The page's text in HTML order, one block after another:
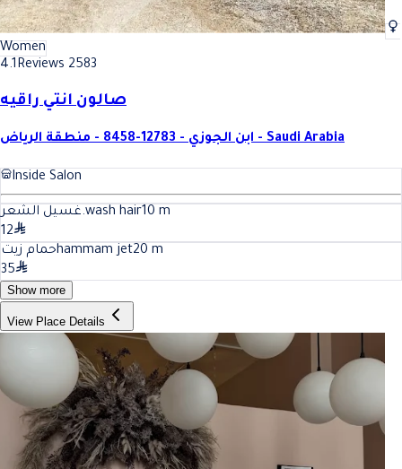
Women
4.1Reviews 2583
صالون انتي راقيه
ابن الجوزي - 12783-8458 - منطقة الرياض - Saudi Arabia
Inside Salon
غسيل الشعر.wash hair10 m
12
حمام زيتhammam jet20 m
35
Show more
View Place Details